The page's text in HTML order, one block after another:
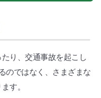
り、交通事故を起こし
のではなく、さまざまな
す。